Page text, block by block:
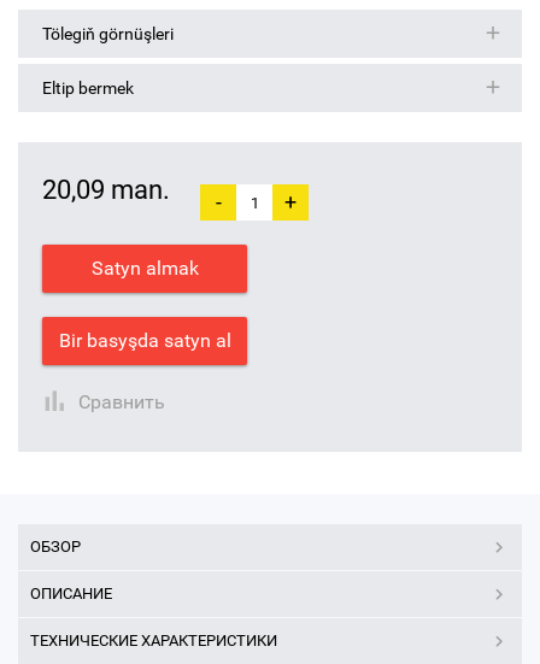
Tölegiň görnüşleri
Eltip bermek
20,09 man. - +
Satyn almak
Bir basyşda satyn al
Сравнить
ОБЗОР
ОПИСАНИЕ
ТЕХНИЧЕСКИЕ ХАРАКТЕРИСТИКИ